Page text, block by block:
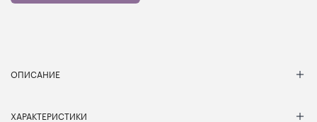
ОПИСАНИЕ
ХАРАКТЕРИСТИКИ